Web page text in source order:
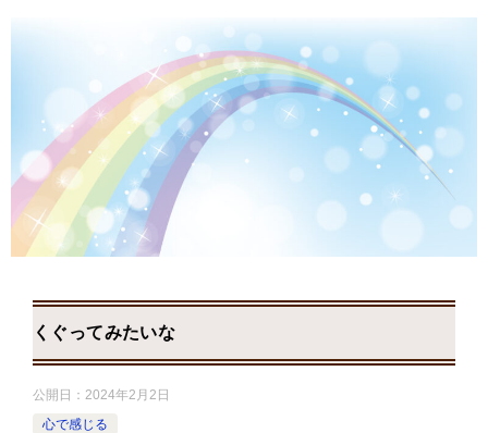
くぐってみたいな
公開日： 2024年2月2日
心で感じる